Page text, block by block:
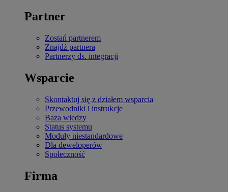
Partner
Zostań partnerem
Znajdź partnera
Partnerzy ds. integracji
Wsparcie
Skontaktuj się z działem wsparcia
Przewodniki i instrukcje
Baza wiedzy
Status systemu
Moduły niestandardowe
Dla deweloperów
Społeczność
Firma